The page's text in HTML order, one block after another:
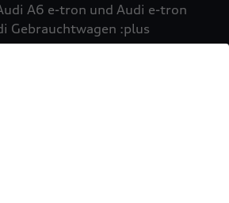
A6 e-tron und Audi e-tron
Gebrauchtwagen :plus